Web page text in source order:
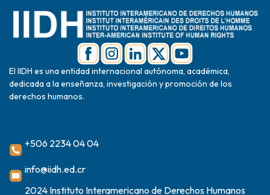
El IIDH es una entidad internacional autónoma, académica,
dedicada a la enseñanza, investigación y promoción de los
derechos humanos.
+506 2234 04 04
info@iidh.ed.cr
2024 Instituto Interamericano de Derechos Humanos